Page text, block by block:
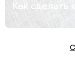
Как сделать